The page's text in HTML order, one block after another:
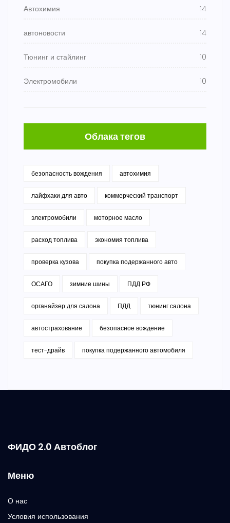
Автохимия 14
автоновости 14
Тюнинг и стайлинг 10
Электромобили 10
Облака тегов
безопасность вождения автохимия
лайфхаки для авто коммерческий транспорт
электромобили моторное масло
расход топлива экономия топлива
проверка кузова покупка подержанного авто
ОСАГО зимние шины ПДД РФ
органайзер для салона ПДД тюнинг салона
автострахование безопасное вождение
тест-драйв покупка подержанного автомобиля
ФИДО 2.0 Автоблог
Меню
О нас
Условия использования